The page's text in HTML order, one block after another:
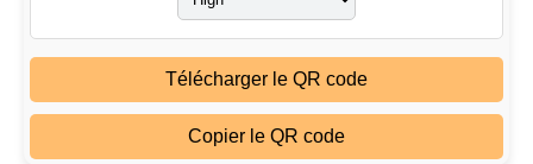
Télécharger le QR code
Copier le QR code